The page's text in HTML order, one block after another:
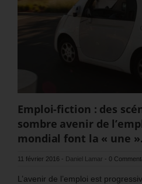
Emploi-fiction : des
sombre avenir de
mondial font la « une ».
11 février 2016 - Daniel Lamar - 0
L’avenir de l’emploi est